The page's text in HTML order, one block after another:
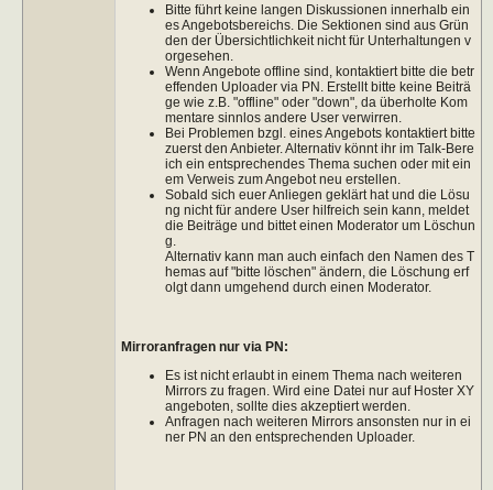
Bitte führt keine langen Diskussionen innerhalb ein
es Angebotsbereichs. Die Sektionen sind aus Grün
den der Übersichtlichkeit nicht für Unterhaltungen v
orgesehen.
Wenn Angebote offline sind, kontaktiert bitte die betr
effenden Uploader via PN. Erstellt bitte keine Beiträ
ge wie z.B. "offline" oder "down", da überholte Kom
mentare sinnlos andere User verwirren.
Bei Problemen bzgl. eines Angebots kontaktiert bitte
zuerst den Anbieter. Alternativ könnt ihr im Talk-Bere
ich ein entsprechendes Thema suchen oder mit ein
em Verweis zum Angebot neu erstellen.
Sobald sich euer Anliegen geklärt hat und die Lösu
ng nicht für andere User hilfreich sein kann, meldet
die Beiträge und bittet einen Moderator um Löschun
g.
Alternativ kann man auch einfach den Namen des T
hemas auf "bitte löschen" ändern, die Löschung erf
olgt dann umgehend durch einen Moderator.
Mirroranfragen nur via PN:
Es ist nicht erlaubt in einem Thema nach weiteren
Mirrors zu fragen. Wird eine Datei nur auf Hoster XY
angeboten, sollte dies akzeptiert werden.
Anfragen nach weiteren Mirrors ansonsten nur in ei
ner PN an den entsprechenden Uploader.